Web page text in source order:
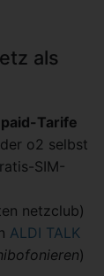
als
Tarife
o2 selbst
SIM-
netzclub)
ALDI TALK
)